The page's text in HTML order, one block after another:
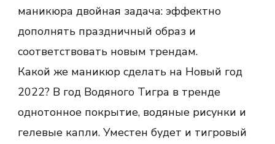
маникюра двойная задача: эффектно
дополнять праздничный образ и
соответствовать новым трендам.
Какой же маникюр сделать на Новый год
2022? В год Водяного Тигра в тренде
однотонное покрытие, водяные рисунки и
гелевые капли. Уместен будет и тигровый